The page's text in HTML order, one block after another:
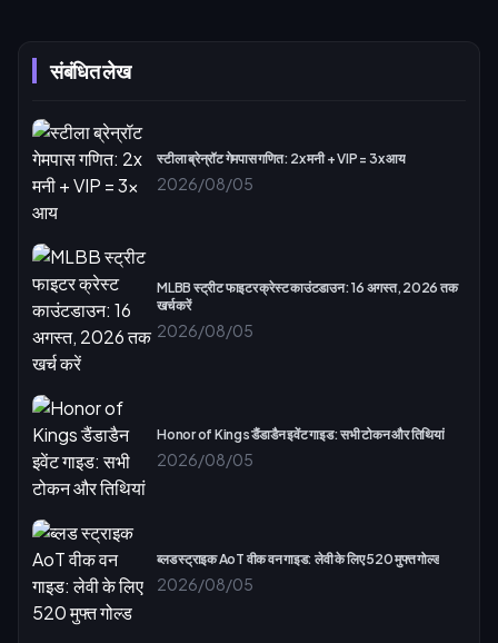
संबंधित लेख
स्टीला ब्रेन्रॉट गेमपास गणित: 2x मनी + VIP = 3x आय
2026/08/05
MLBB स्ट्रीट फाइटर क्रेस्ट काउंटडाउन: 16 अगस्त, 2026 तक
खर्च करें
2026/08/05
Honor of Kings डैंडाडैन इवेंट गाइड: सभी टोकन और तिथियां
2026/08/05
ब्लड स्ट्राइक AoT वीक वन गाइड: लेवी के लिए 520 मुफ्त गोल्ड
2026/08/05